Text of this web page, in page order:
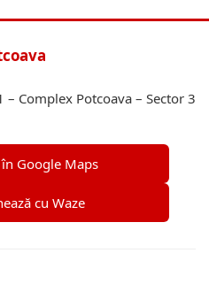
– Complex Potcoava – Sector 3
Google Maps
cu Waze